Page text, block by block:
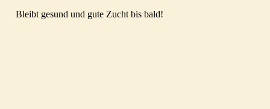
Bleibt gesund und gute Zucht bis bald!